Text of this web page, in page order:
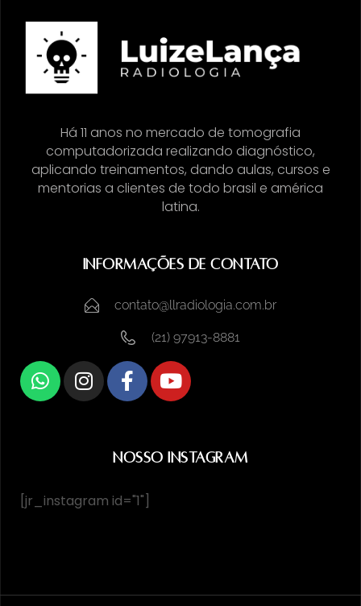
Há 11 anos no mercado de tomografia
computadorizada realizando diagnóstico,
aplicando treinamentos, dando aulas, cursos e
mentorias a clientes de todo brasil e américa
latina.
Informações de Contato
contato@llradiologia.com.br
(21) 97913-8881
Nosso Instagram
[jr_instagram id="1"]